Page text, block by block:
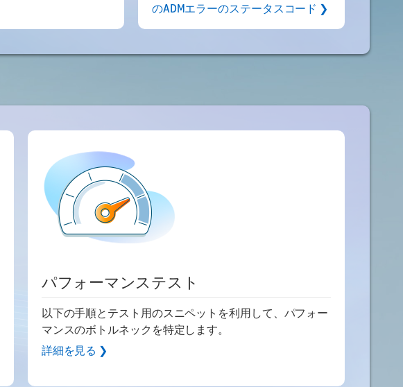
のADMエラーのステータスコード ❯
パフォーマンステスト
以下の手順とテスト用のスニペットを利用して、パフォー
マンスのボトルネックを特定します。
詳細を見る ❯